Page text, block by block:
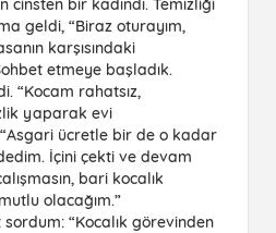
bir kadındı. Temizliği
geldi, “Biraz oturayım,
karşısındaki
etmeye başladık.
“Kocam rahatsız,
yaparak evi
ücretle bir de o kadar
İçini çekti ve devam
bari kocalık
olacağım.”
“Kocalık görevinden